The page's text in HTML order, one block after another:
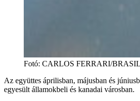
Fotó: CARLOS FERRARI/
Az együttes áprilisban, májusban és
egyesült államokbeli és kanadai városban.